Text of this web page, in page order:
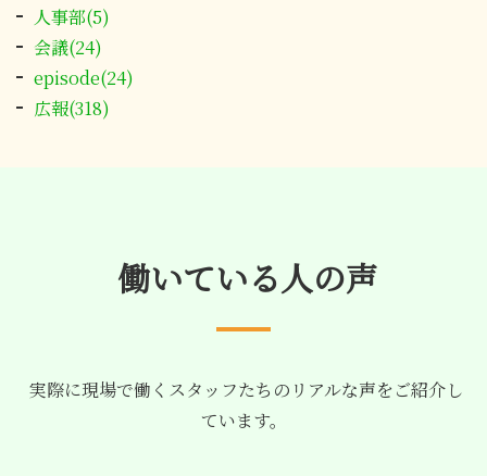
人事部(5)
会議(24)
episode(24)
広報(318)
働いている人の声
実際に現場で働くスタッフたちのリアルな声をご紹介し
ています。